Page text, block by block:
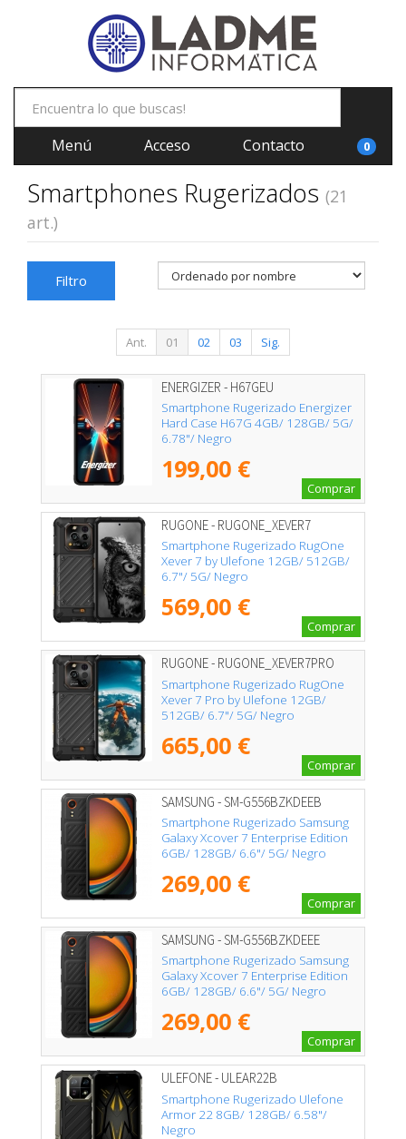
Menú Acceso Contacto 0
Smartphones Rugerizados (21
art.)
Filtro
Ant. 01 02 03 Sig.
ENERGIZER - H67GEU
Smartphone Rugerizado Energizer
Hard Case H67G 4GB/ 128GB/ 5G/
6.78"/ Negro
199,00 €
Comprar
RUGONE - RUGONE_XEVER7
Smartphone Rugerizado RugOne
Xever 7 by Ulefone 12GB/ 512GB/
6.7"/ 5G/ Negro
569,00 €
Comprar
RUGONE - RUGONE_XEVER7PRO
Smartphone Rugerizado RugOne
Xever 7 Pro by Ulefone 12GB/
512GB/ 6.7"/ 5G/ Negro
665,00 €
Comprar
SAMSUNG - SM-G556BZKDEEB
Smartphone Rugerizado Samsung
Galaxy Xcover 7 Enterprise Edition
6GB/ 128GB/ 6.6"/ 5G/ Negro
269,00 €
Comprar
SAMSUNG - SM-G556BZKDEEE
Smartphone Rugerizado Samsung
Galaxy Xcover 7 Enterprise Edition
6GB/ 128GB/ 6.6"/ 5G/ Negro
269,00 €
Comprar
ULEFONE - ULEAR22B
Smartphone Rugerizado Ulefone
Armor 22 8GB/ 128GB/ 6.58"/
Negro